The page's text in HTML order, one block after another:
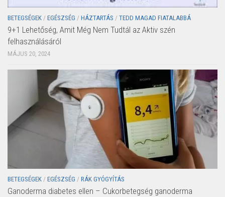
BETEGSÉGEK / EGÉSZSÉG / HÁZTARTÁS / TEDD MAGAD FIATALABBÁ
9+1 Lehetőség, Amit Még Nem Tudtál az Aktiv szén
felhasználásáról
MÁJUS 20, 2024
BETEGSÉGEK / EGÉSZSÉG / RÁK GYÓGYÍTÁS
Ganoderma diabetes ellen – Cukorbetegség ganoderma